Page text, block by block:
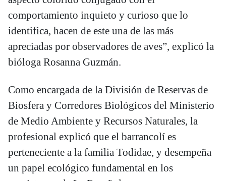
comportamiento inquieto y curioso que lo
identifica, hacen de este una de las más
apreciadas por observadores de aves”, explicó la
bióloga Rosanna Guzmán.
Como encargada de la División de Reservas de
Biosfera y Corredores Biológicos del Ministerio
de Medio Ambiente y Recursos Naturales, la
profesional explicó que el barrancolí es
perteneciente a la familia Todidae, y desempeña
un papel ecológico fundamental en los